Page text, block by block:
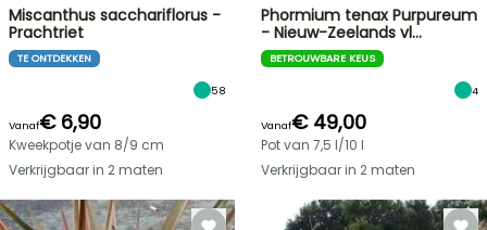
Miscanthus sacchariflorus -
Prachtriet
TE ONTDEKKEN
58
Vanaf€ 6,90
Kweekpotje van 8/9 cm
Verkrijgbaar in 2 maten
Phormium tenax Purpureum
- Nieuw-Zeelands vl…
BETROUWBARE KEUS
4
Vanaf€ 49,00
Pot van 7,5 l/10 l
Verkrijgbaar in 2 maten